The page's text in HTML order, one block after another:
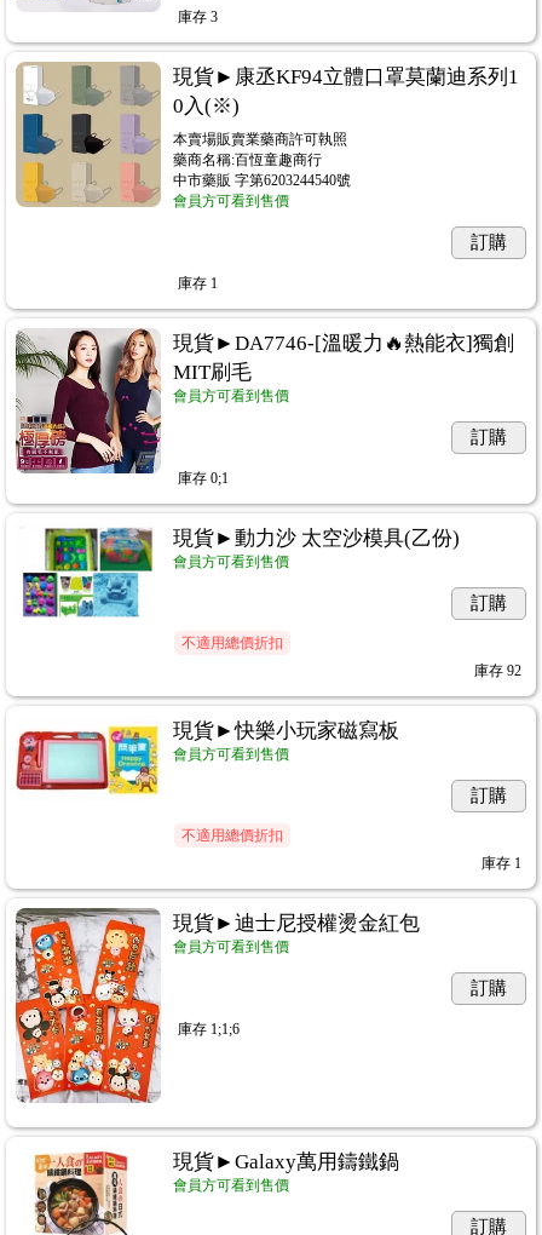
庫存 3
現貨►康丞KF94立體口罩莫蘭迪系列1
0入(※)
本賣場販賣業藥商許可執照
藥商名稱:百恆童趣商行
中市藥販 字第6203244540號
會員方可看到售價
訂購
庫存 1
現貨►DA7746-[溫暖力🔥熱能衣]獨創
MIT刷毛
會員方可看到售價
訂購
庫存 0;1
現貨►動力沙 太空沙模具(乙份)
會員方可看到售價
訂購
不適用總價折扣
庫存 92
現貨►快樂小玩家磁寫板
會員方可看到售價
訂購
不適用總價折扣
庫存 1
現貨►迪士尼授權燙金紅包
會員方可看到售價
訂購
庫存 1;1;6
現貨►Galaxy萬用鑄鐵鍋
會員方可看到售價
訂購